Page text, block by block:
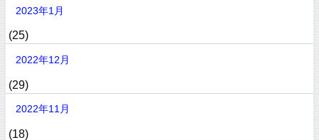
2023年1月
(25)
2022年12月
(29)
2022年11月
(18)